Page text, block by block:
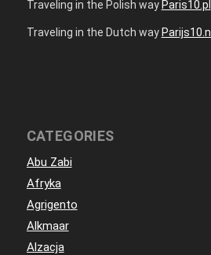
Traveling in the Polish way Paris10.pl
Traveling in the Dutch way Parijs10.nl
CATEGORIES
Abu Zabi
Afryka
Agrigento
Alkmaar
Alzacja